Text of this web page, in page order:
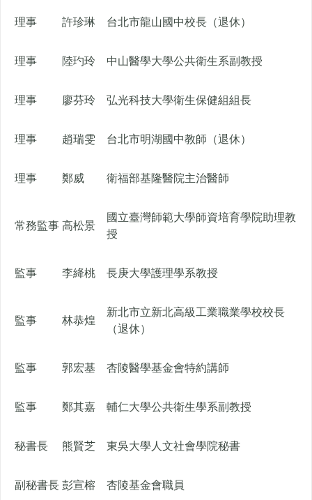
理事 許珍琳 台北市龍山國中校長（退休）
理事 陸玓玲 中山醫學大學公共衛生系副教授
理事 廖芬玲 弘光科技大學衛生保健組組長
理事 趙瑞雯 台北市明湖國中教師（退休）
理事 鄭威 衛福部基隆醫院主治醫師
常務監事 高松景
國立臺灣師範大學師資培育學院助理教
授
監事 李絳桃 長庚大學護理學系教授
監事 林恭煌
新北市立新北高級工業職業學校校長
（退休）
監事 郭宏基 杏陵醫學基金會特約講師
監事 鄭其嘉 輔仁大學公共衛生學系副教授
秘書長 熊賢芝 東吳大學人文社會學院秘書
副秘書長 彭宣榕 杏陵基金會職員